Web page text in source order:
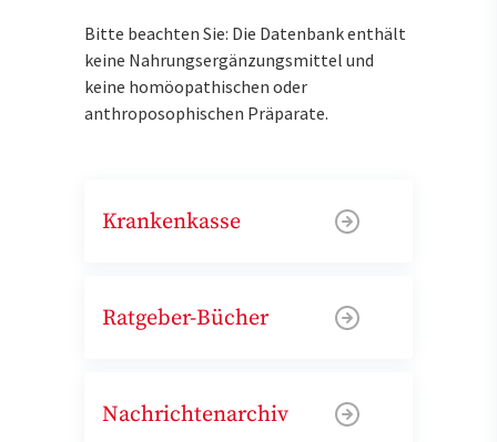
Bitte beachten Sie: Die Datenbank enthält
keine Nahrungsergänzungsmittel und
keine homöopathischen oder
anthroposophischen Präparate.
Krankenkasse
Ratgeber-Bücher
Nachrichtenarchiv